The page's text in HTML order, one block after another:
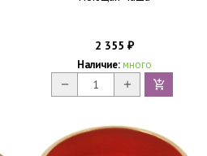
2 355 ₽
Наличие: много